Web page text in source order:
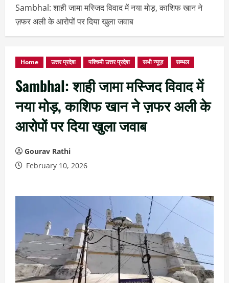
Sambhal: शाही जामा मस्जिद विवाद में नया मोड़, काशिफ खान ने
ज़फर अली के आरोपों पर दिया खुला जवाब
Home उत्तर प्रदेश पश्चिमी उत्तर प्रदेश सभी न्यूज़ सम्भल
Sambhal: शाही जामा मस्जिद विवाद में
नया मोड़, काशिफ खान ने ज़फर अली के
आरोपों पर दिया खुला जवाब
Gourav Rathi
February 10, 2026